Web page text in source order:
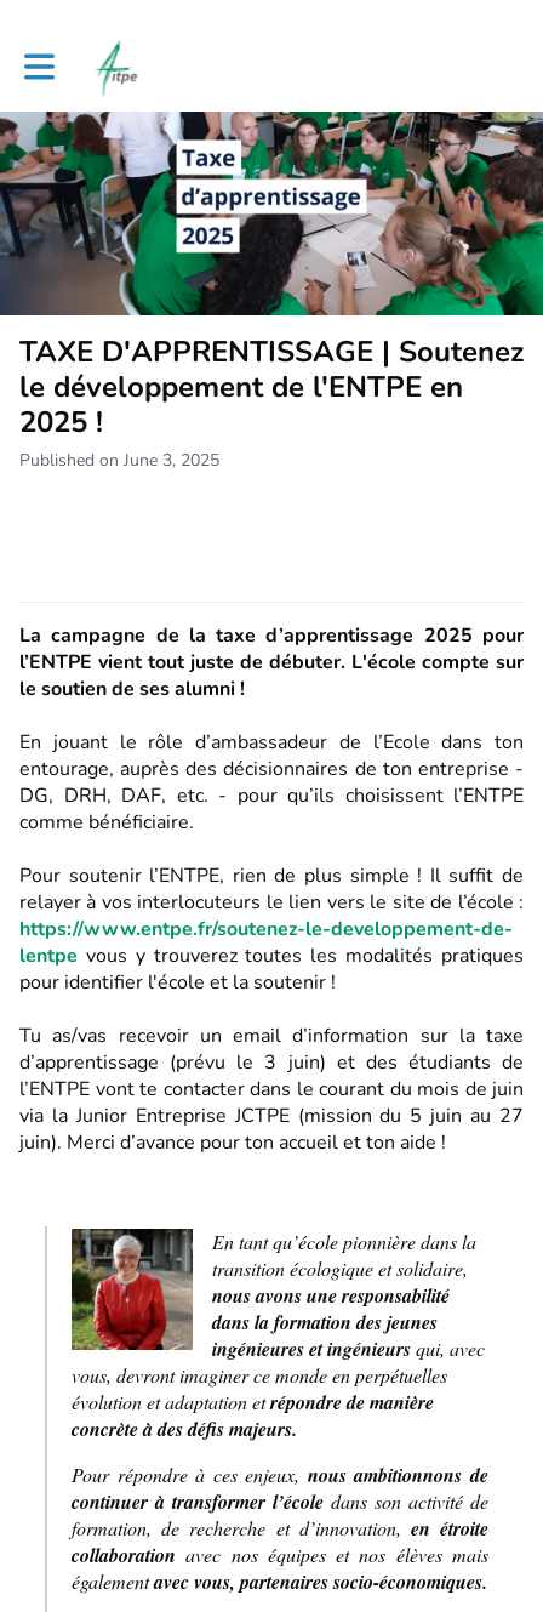
Toggle main navigation
TAXE D'APPRENTISSAGE | Soutenez
le développement de l'ENTPE en
2025 !
Published on June 3, 2025
La campagne de la taxe d’apprentissage 2025 pour
l’ENTPE vient tout juste de débuter. L'école compte sur
le soutien de ses alumni !
En jouant le rôle d’ambassadeur de l’Ecole dans ton
entourage, auprès des décisionnaires de ton entreprise -
DG, DRH, DAF, etc. - pour qu’ils choisissent l’ENTPE
comme bénéficiaire.
Pour soutenir l’ENTPE, rien de plus simple ! Il suffit de
relayer à vos interlocuteurs le lien vers le site de l’école :
https://www.entpe.fr/soutenez-le-developpement-de-
lentpe vous y trouverez toutes les modalités pratiques
pour identifier l'école et la soutenir !
Tu as/vas recevoir un email d’information sur la taxe
d’apprentissage (prévu le 3 juin) et des étudiants de
l’ENTPE vont te contacter dans le courant du mois de juin
via la Junior EntrepriseJCTPE (mission du 5 juin au 27
juin). Merci d’avance pour ton accueil et ton aide !
En tant qu’école pionnière dans la
transition écologique et solidaire,
nous avons une responsabilité
dans la formation des jeunes
ingénieures et ingénieursqui, avec
vous, devront imaginer ce monde en perpétuelles
évolution et adaptation etrépondre de manière
concrète à des défis majeurs.
Pour répondre à ces enjeux, nous ambitionnons de
continuer à transformer l’école dans son activité de
formation, de recherche et d’innovation, en étroite
collaboration avec nos équipes et nos élèves mais
égalementavec vous, partenaires socio-économiques.